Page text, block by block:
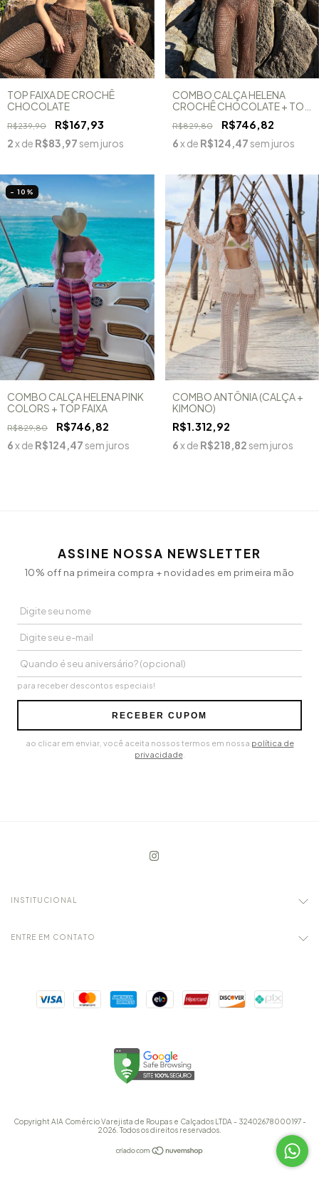
TOP FAIXA DE CROCHÊ
CHOCOLATE
R$239,90 R$167,93
2x de R$83,97 sem juros
COMBO CALÇA HELENA
CROCHÊ CHOCOLATE + TOP
R$829,80 R$746,82
6x de R$124,47 sem juros
- 10 %
COMBO CALÇA HELENA PINK
COLORS + TOP FAIXA
R$829,80 R$746,82
6x de R$124,47 sem juros
COMBO ANTÔNIA (CALÇA +
KIMONO)
R$1.312,92
6x de R$218,82 sem juros
ASSINE NOSSA NEWSLETTER
10% off na primeira compra + novidades em primeira mão
para receber descontos especiais!
RECEBER CUPOM
ao clicar em enviar, você aceita nossos termos em nossa política de
privacidade.
INSTITUCIONAL
ENTRE EM CONTATO
Copyright AIA Comércio Varejista de Roupas e Calçados LTDA - 32402678000197 -
2026. Todos os direitos reservados.